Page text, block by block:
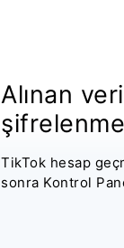
Alınan
TikTok hesap
sonra Kontrol